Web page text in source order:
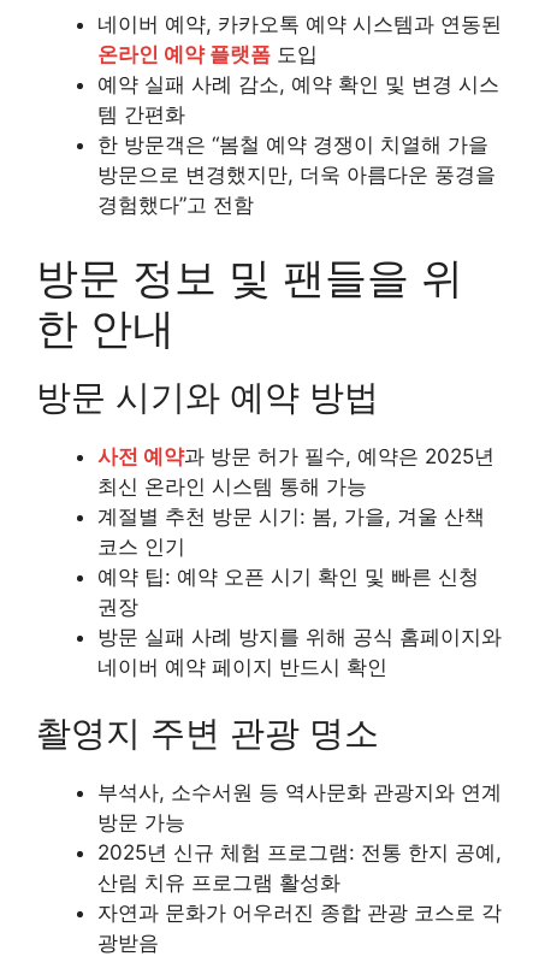
네이버 예약, 카카오톡 예약 시스템과 연동된
온라인 예약 플랫폼 도입
예약 실패 사례 감소, 예약 확인 및 변경 시스
템 간편화
한 방문객은 “봄철 예약 경쟁이 치열해 가을
방문으로 변경했지만, 더욱 아름다운 풍경을
경험했다”고 전함
방문 정보 및 팬들을 위
한 안내
방문 시기와 예약 방법
사전 예약과 방문 허가 필수, 예약은 2025년
최신 온라인 시스템 통해 가능
계절별 추천 방문 시기: 봄, 가을, 겨울 산책
코스 인기
예약 팁: 예약 오픈 시기 확인 및 빠른 신청
권장
방문 실패 사례 방지를 위해 공식 홈페이지와
네이버 예약 페이지 반드시 확인
촬영지 주변 관광 명소
부석사, 소수서원 등 역사문화 관광지와 연계
방문 가능
2025년 신규 체험 프로그램: 전통 한지 공예,
산림 치유 프로그램 활성화
자연과 문화가 어우러진 종합 관광 코스로 각
광받음